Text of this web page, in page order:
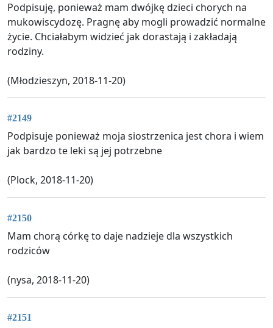
Podpisuję, ponieważ mam dwójkę dzieci chorych na
mukowiscydozę. Pragnę aby mogli prowadzić normalne
życie. Chciałabym widzieć jak dorastają i zakładają
rodziny.
(Młodzieszyn, 2018-11-20)
#2149
Podpisuje ponieważ moja siostrzenica jest chora i wiem
jak bardzo te leki są jej potrzebne
(Plock, 2018-11-20)
#2150
Mam chorą córkę to daje nadzieje dla wszystkich
rodziców
(nysa, 2018-11-20)
#2151